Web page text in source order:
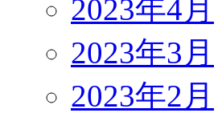
2023年4月
2023年3月
2023年2月